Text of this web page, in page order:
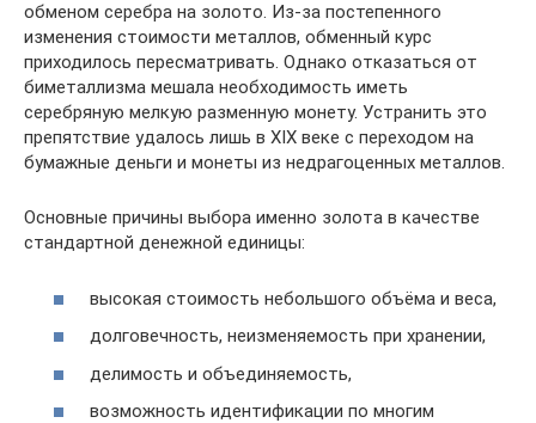
обменом серебра на золото. Из-за постепенного
изменения стоимости металлов, обменный курс
приходилось пересматривать. Однако отказаться от
биметаллизма мешала необходимость иметь
серебряную мелкую разменную монету. Устранить это
препятствие удалось лишь в XIX веке с переходом на
бумажные деньги и монеты из недрагоценных металлов.
Основные причины выбора именно золота в качестве
стандартной денежной единицы:
высокая стоимость небольшого объёма и веса,
долговечность, неизменяемость при хранении,
делимость и объединяемость,
возможность идентификации по многим